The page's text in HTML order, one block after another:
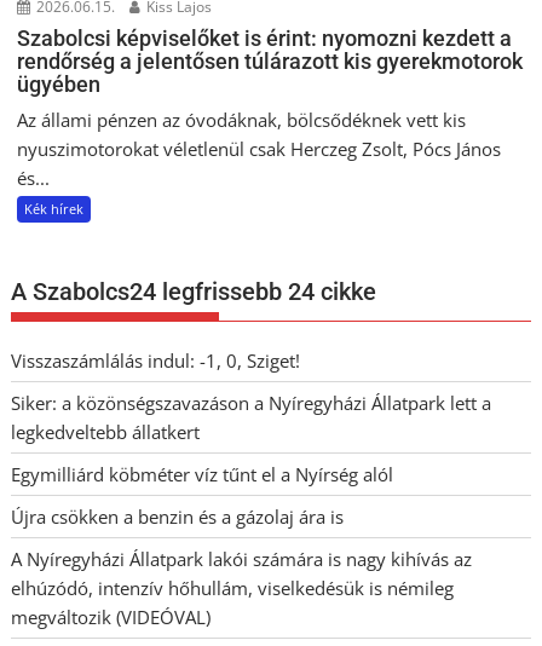
2026.06.15. Kiss Lajos
Szabolcsi képviselőket is érint: nyomozni kezdett a
rendőrség a jelentősen túlárazott kis gyerekmotorok
ügyében
Az állami pénzen az óvodáknak, bölcsődéknek vett kis
nyuszimotorokat véletlenül csak Herczeg Zsolt, Pócs János
és...
Kék hírek
A Szabolcs24 legfrissebb 24 cikke
Visszaszámlálás indul: -1, 0, Sziget!
Siker: a közönségszavazáson a Nyíregyházi Állatpark lett a
legkedveltebb állatkert
Egymilliárd köbméter víz tűnt el a Nyírség alól
Újra csökken a benzin és a gázolaj ára is
A Nyíregyházi Állatpark lakói számára is nagy kihívás az
elhúzódó, intenzív hőhullám, viselkedésük is némileg
megváltozik (VIDEÓVAL)